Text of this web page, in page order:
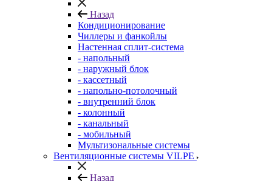
Назад
Кондиционирование
Чиллеры и фанкойлы
Настенная сплит-система
- напольный
- наружный блок
- кассетный
- напольно-потолочный
- внутренний блок
- колонный
- канальный
- мобильный
Мультизональные системы
Вентиляционные системы VILPE
Назад